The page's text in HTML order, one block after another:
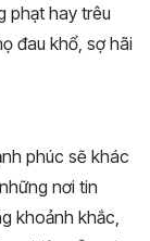
phạt hay trêu
đau khổ, sợ hãi
phúc sẽ khác
nơi tin
khoảnh khắc,